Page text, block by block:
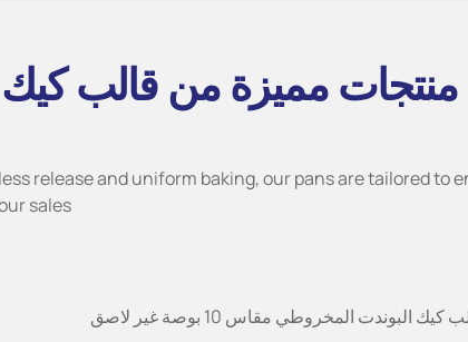
منتجات مميزة من قالب كيك
release and uniform baking, our pans are tailored to
sales.